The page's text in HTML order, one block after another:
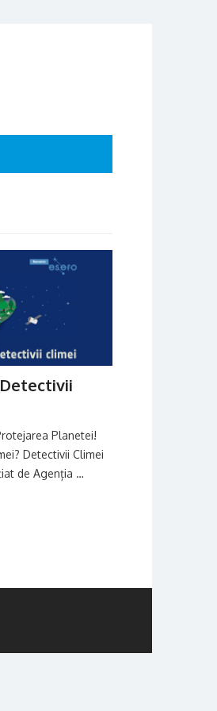
Planetei!
Detectivii Climei
de Agenția …